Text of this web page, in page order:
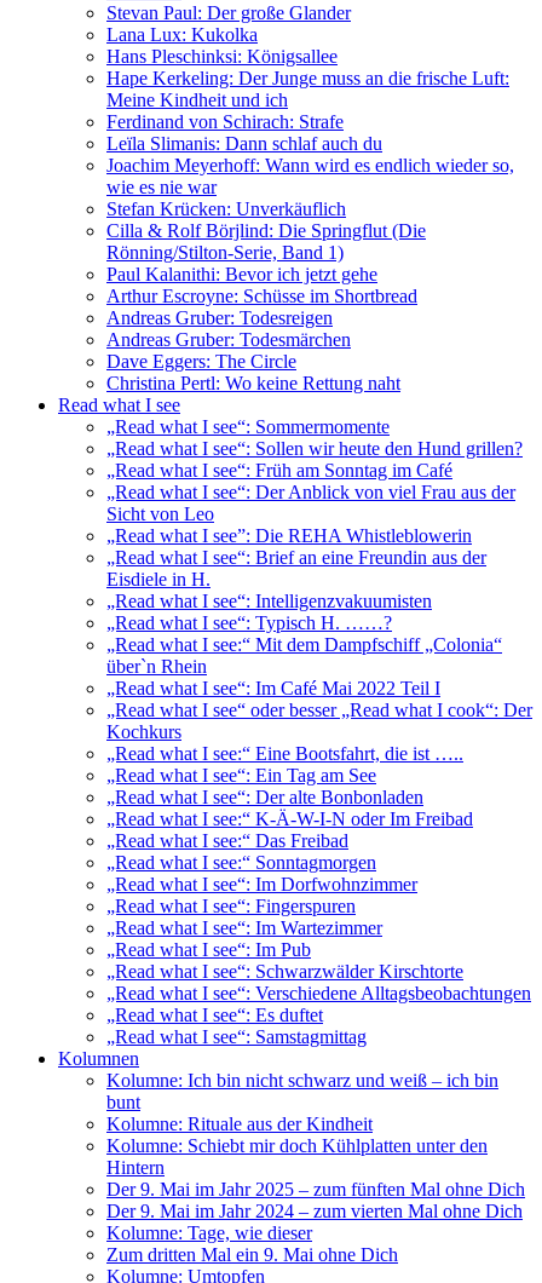
Stevan Paul: Der große Glander
Lana Lux: Kukolka
Hans Pleschinksi: Königsallee
Hape Kerkeling: Der Junge muss an die frische Luft:
Meine Kindheit und ich
Ferdinand von Schirach: Strafe
Leïla Slimanis: Dann schlaf auch du
Joachim Meyerhoff: Wann wird es endlich wieder so,
wie es nie war
Stefan Krücken: Unverkäuflich
Cilla & Rolf Börjlind: Die Springflut (Die
Rönning/Stilton-Serie, Band 1)
Paul Kalanithi: Bevor ich jetzt gehe
Arthur Escroyne: Schüsse im Shortbread
Andreas Gruber: Todesreigen
Andreas Gruber: Todesmärchen
Dave Eggers: The Circle
Christina Pertl: Wo keine Rettung naht
Read what I see
„Read what I see“: Sommermomente
„Read what I see“: Sollen wir heute den Hund grillen?
„Read what I see“: Früh am Sonntag im Café
„Read what I see“: Der Anblick von viel Frau aus der
Sicht von Leo
„Read what I see”: Die REHA Whistleblowerin
„Read what I see“: Brief an eine Freundin aus der
Eisdiele in H.
„Read what I see“: Intelligenzvakuumisten
„Read what I see“: Typisch H. ……?
„Read what I see:“ Mit dem Dampfschiff „Colonia“
über`n Rhein
„Read what I see“: Im Café Mai 2022 Teil I
„Read what I see“ oder besser „Read what I cook“: Der
Kochkurs
„Read what I see:“ Eine Bootsfahrt, die ist …..
„Read what I see“: Ein Tag am See
„Read what I see“: Der alte Bonbonladen
„Read what I see:“ K-Ä-W-I-N oder Im Freibad
„Read what I see:“ Das Freibad
„Read what I see:“ Sonntagmorgen
„Read what I see“: Im Dorfwohnzimmer
„Read what I see“: Fingerspuren
„Read what I see“: Im Wartezimmer
„Read what I see“: Im Pub
„Read what I see“: Schwarzwälder Kirschtorte
„Read what I see“: Verschiedene Alltagsbeobachtungen
„Read what I see“: Es duftet
„Read what I see“: Samstagmittag
Kolumnen
Kolumne: Ich bin nicht schwarz und weiß – ich bin
bunt
Kolumne: Rituale aus der Kindheit
Kolumne: Schiebt mir doch Kühlplatten unter den
Hintern
Der 9. Mai im Jahr 2025 – zum fünften Mal ohne Dich
Der 9. Mai im Jahr 2024 – zum vierten Mal ohne Dich
Kolumne: Tage, wie dieser
Zum dritten Mal ein 9. Mai ohne Dich
Kolumne: Umtopfen